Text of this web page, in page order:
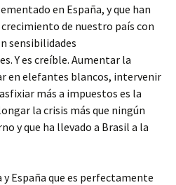
en España, y que han
de nuestro país con
sensibilidades
Y es creíble. Aumentar la
en elefantes blancos, intervenir
más a impuestos es la
la crisis más que ningún
y que ha llevado a Brasil a la
España que es perfectamente